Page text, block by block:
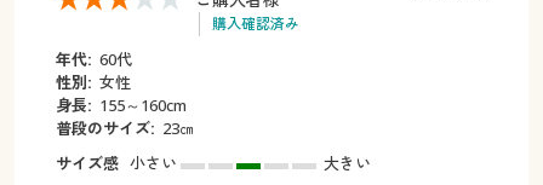
購入確認済み
年代: 60代
性別: 女性
身長: 155～160cm
普段のサイズ: 23㎝
サイズ感 小さい
大きい